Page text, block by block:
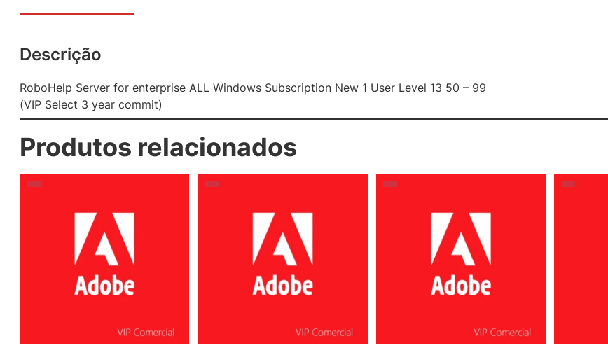
Descrição
RoboHelp Server for enterprise ALL Windows Subscription New 1 User Level 13 50 – 99
(VIP Select 3 year commit)
Produtos relacionados